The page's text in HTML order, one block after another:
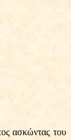
ασκώντας του